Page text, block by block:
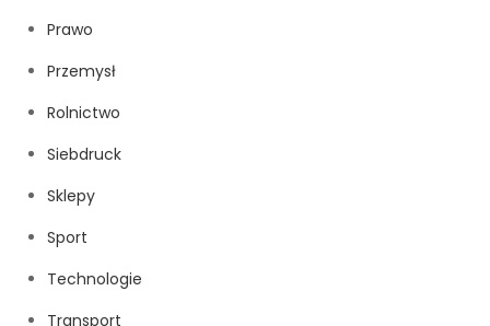
Prawo
Przemysł
Rolnictwo
Siebdruck
Sklepy
Sport
Technologie
Transport